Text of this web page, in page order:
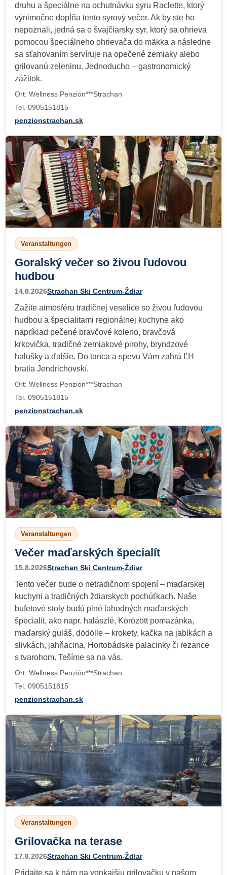
druhu a špeciálne na ochutnávku syru Raclette, ktorý
výnimočne dopĺňa tento syrový večer. Ak by ste ho
nepoznali, jedná sa o švajčiarsky syr, ktorý sa ohrieva
pomocou špeciálneho ohrievača do mäkka a následne
sa sťahovaním servíruje na opečené zemiaky alebo
grilovanú zeleninu. Jednoducho – gastronomický
zážitok.
Ort: Wellness Penzión***Strachan
Tel. 0905151815
penzionstrachan.sk
Veranstaltungen
Goralský večer so živou ľudovou
hudbou
14.8.2026Strachan Ski Centrum-Ždiar
Zažite atmosféru tradičnej veselice so živou ľudovou
hudbou a špecialitami regionálnej kuchyne ako
napríklad pečené bravčové koleno, bravčová
krkovička, tradičné zemiakové pirohy, bryndzové
halušky a ďalšie. Do tanca a spevu Vám zahrá ĽH
bratia Jendrichovskí.
Ort: Wellness Penzión***Strachan
Tel. 0905151815
penzionstrachan.sk
Veranstaltungen
Večer maďarských špecialít
15.8.2026Strachan Ski Centrum-Ždiar
Tento večer bude o netradičnom spojení – maďarskej
kuchyni a tradičných ždiarskych pochúťkach. Naše
bufetové stoly budú plné lahodných maďarských
špecialít, ako napr. halászlé, Körözött pomazánka,
maďarský guláš, dödölle – krokety, kačka na jablkách a
slivkách, jahňacina, Hortobádske palacinky či rezance
s tvarohom. Tešíme sa na vás.
Ort: Wellness Penzión***Strachan
Tel. 0905151815
penzionstrachan.sk
Veranstaltungen
Grilovačka na terase
17.8.2026Strachan Ski Centrum-Ždiar
Pridajte sa k nám na vonkajšiu grilovačku v našom